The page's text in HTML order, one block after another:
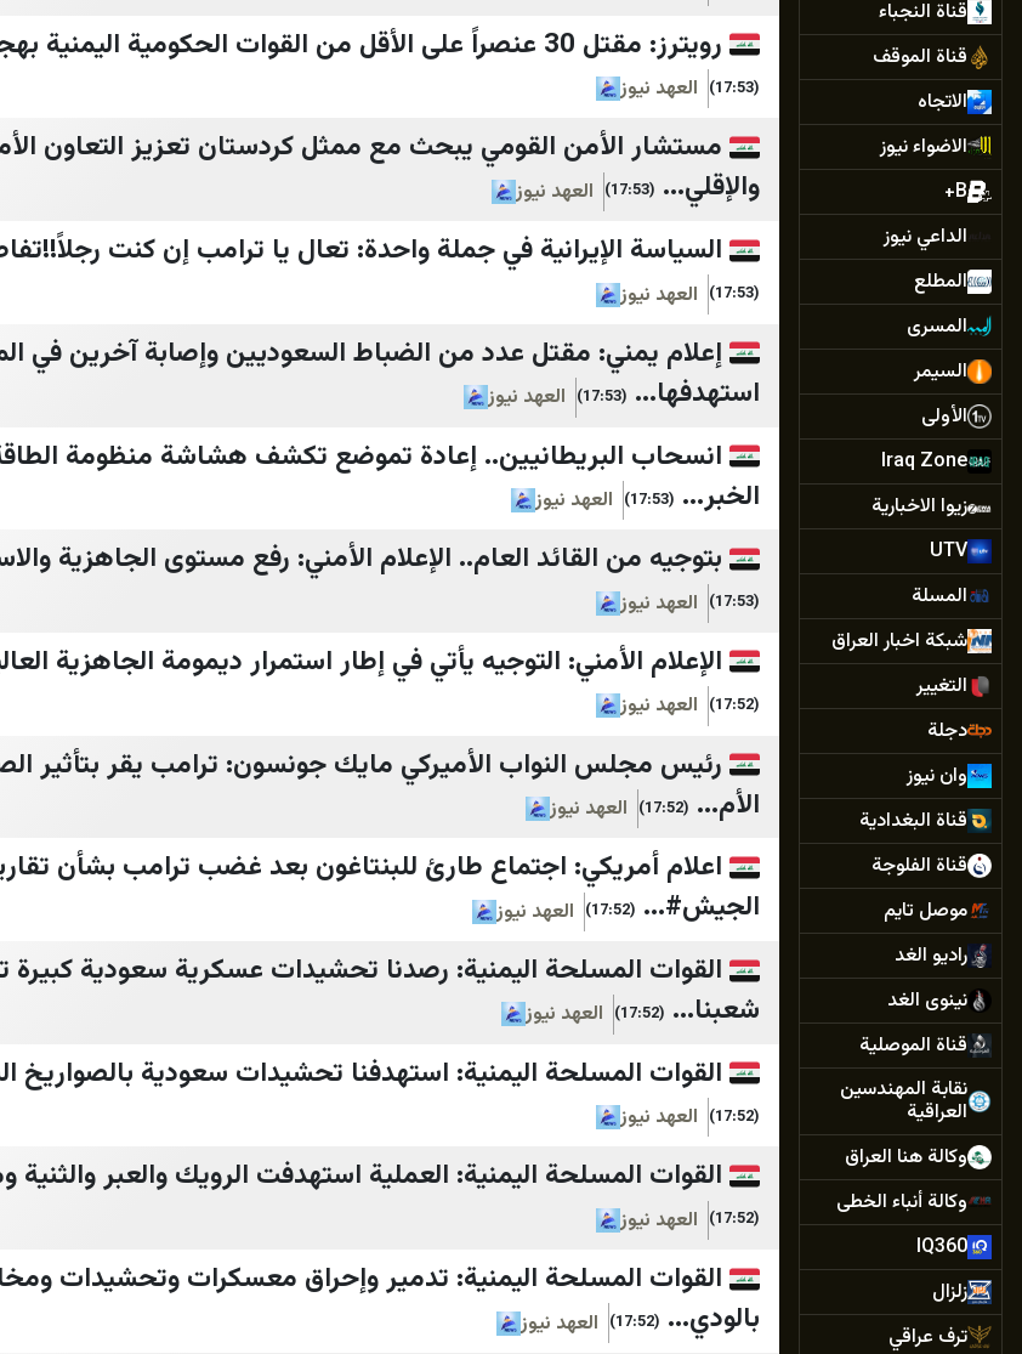
قناة النجباء
قناة الموقف
الاتجاه
الاضواء نيوز
B+
الداعي نيوز
المطلع
المسرى
السيمر
الأولى
Iraq Zone
زيوا الاخبارية
UTV
المسلة
شبكة اخبار العراق
التغيير
دجلة
وان نيوز
قناة البغدادية
قناة الفلوجة
موصل تايم
راديو الغد
نينوى الغد
قناة الموصلية
نقابة المهندسين
العراقية
وكالة هنا العراق
وكالة أنباء الخطى
IQ360
زلزال
ترف عراقي
رويترز: مقتل 30 عنصراً على الأقل من القوات الحكومية اليمنية بهجمات لأنصار الله ف...
(17:53) العهد نيوز
مستشار الأمن القومي يبحث مع ممثل كردستان تعزيز التعاون
والإقلي... (17:53) العهد نيوز
السياسة الإيرانية في جملة واحدة: تعال يا ترامب إن كنت
(17:53) العهد نيوز
إعلام يمني: مقتل عدد من الضباط السعوديين وإصابة آخرين في
استهدفها... (17:53) العهد نيوز
انسحاب البريطانيين.. إعادة تموضع تكشف هشاشة منظومة
الخبر... (17:53) العهد نيوز
بتوجيه من القائد العام.. الإعلام الأمني: رفع مستوى الجاهزية
(17:53) العهد نيوز
الإعلام الأمني: التوجيه يأتي في إطار استمرار ديمومة الجاهزية
(17:52) العهد نيوز
رئيس مجلس النواب الأميركي مايك جونسون: ترامب يقر بتأثير
الأم... (17:52) العهد نيوز
اعلام أمريكي: اجتماع طارئ للبنتاغون بعد غضب ترامب بشأن
الجيش#... (17:52) العهد نيوز
القوات المسلحة اليمنية: رصدنا تحشيدات عسكرية سعودية
شعبنا... (17:52) العهد نيوز
القوات المسلحة اليمنية: استهدفنا تحشيدات سعودية بالصواريخ
(17:52) العهد نيوز
القوات المسلحة اليمنية: العملية استهدفت الرويك والعبر
(17:52) العهد نيوز
القوات المسلحة اليمنية: تدمير وإحراق معسكرات وتحشيدات
بالودي... (17:52) العهد نيوز